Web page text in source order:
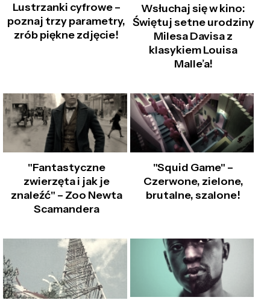
Lustrzanki cyfrowe –
poznaj trzy parametry,
zrób piękne zdjęcie!
Wsłuchaj się w kino:
Świętuj setne urodziny
Milesa Davisa z
klasykiem Louisa
Malle’a!
"Fantastyczne
zwierzęta i jak je
znaleźć" – Zoo Newta
Scamandera
"Squid Game" –
Czerwone, zielone,
brutalne, szalone!